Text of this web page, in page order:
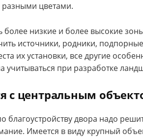
цветами.
более низкие и более высокие
источники, родники,
их установки, все другие
при разработке
с центральным
благоустройству двора надо
Имеется в виду крупный